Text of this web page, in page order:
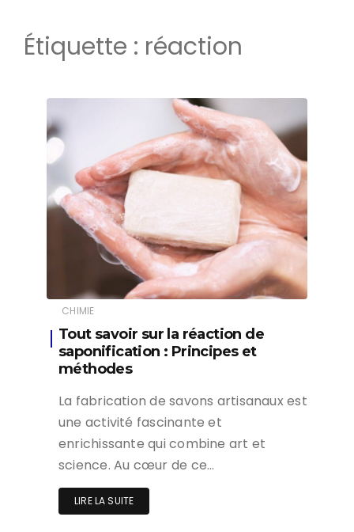
Étiquette : réaction
CHIMIE
Tout savoir sur la réaction de
saponification : Principes et
méthodes
La fabrication de savons artisanaux est
une activité fascinante et
enrichissante qui combine art et
science. Au cœur de ce…
LIRE LA SUITE